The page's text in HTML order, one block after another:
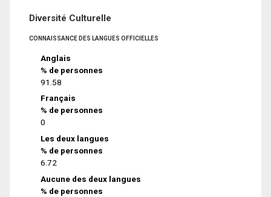
Diversité Culturelle
CONNAISSANCE DES LANGUES OFFICIELLES
Anglais
% de personnes
91.58
Français
% de personnes
0
Les deux langues
% de personnes
6.72
Aucune des deux langues
% de personnes